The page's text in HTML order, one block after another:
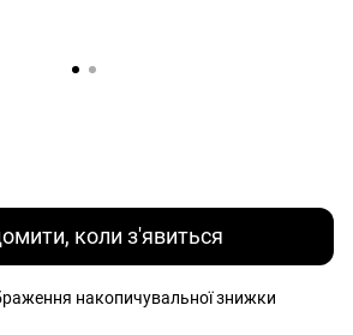
коли з'явиться
накопичувальної знижки